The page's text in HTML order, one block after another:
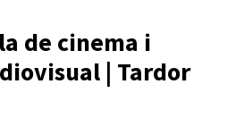
de cinema i
| Tardor